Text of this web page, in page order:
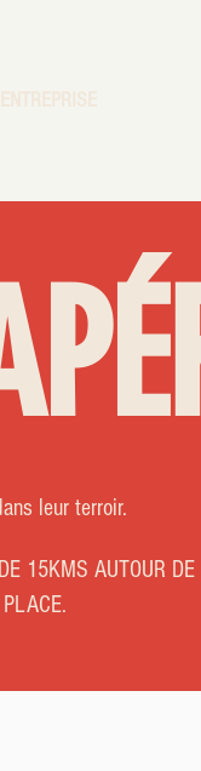
leur terroir.
15KMS AUTOUR DE